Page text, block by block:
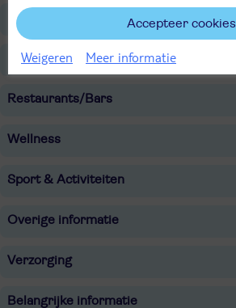
Ligging
Faciliteiten
Restaurants/Bars
Wellness
Sport & Activiteiten
Overige informatie
Verzorging
Belangrijke informatie
Accepteer cookies
Weigeren Meer informatie